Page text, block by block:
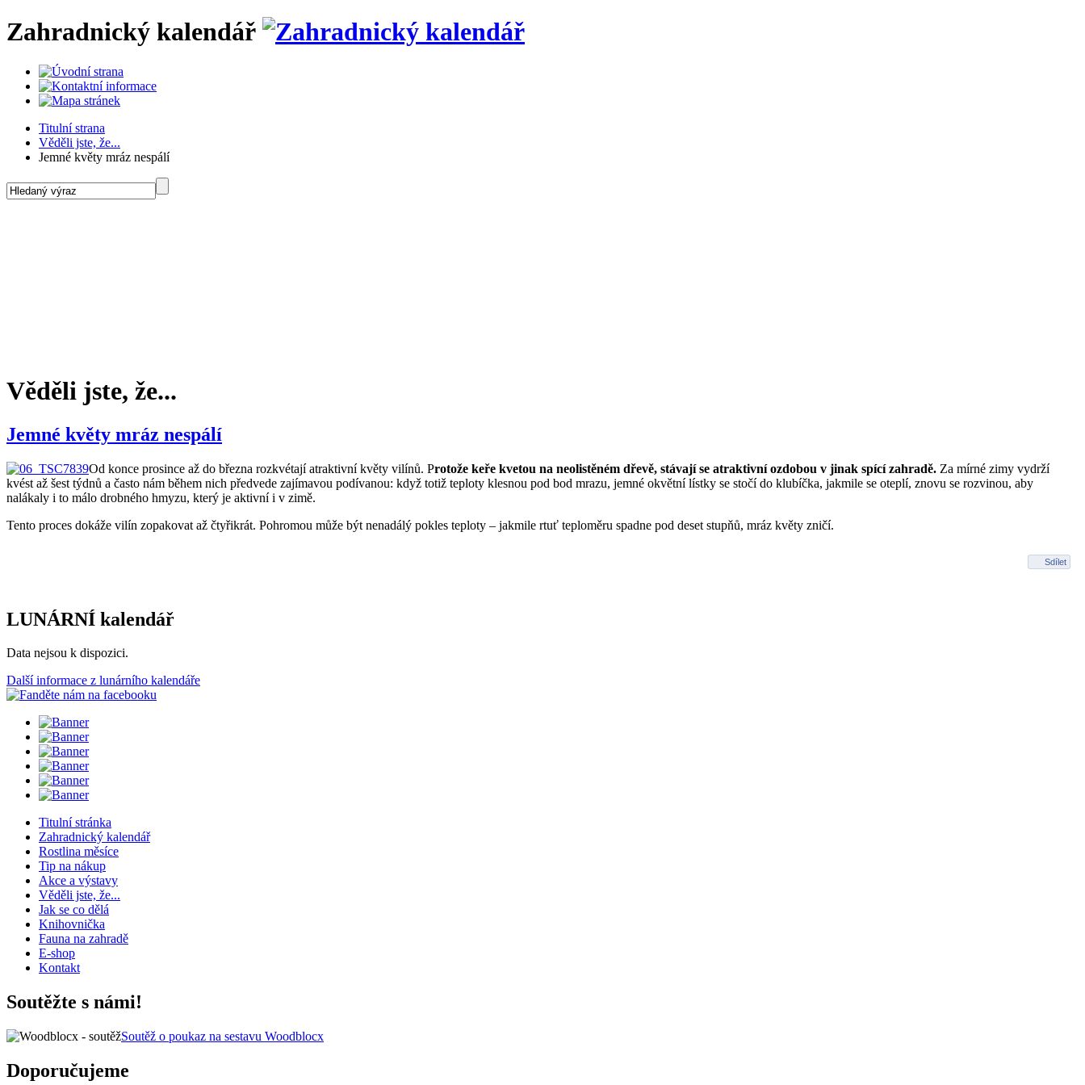
Zahradnický kalendář
Titulní strana
Věděli jste, že...
Jemné květy mráz nespálí
Věděli jste, že...
Jemné květy mráz nespálí
Od konce prosince až do března rozkvétají atraktivní květy vilínů. Protože keře kvetou na neolistěném dřevě, stávají se atraktivní ozdobou v jinak spící zahradě. Za mírné zimy vydrží
kvést až šest týdnů a často nám během nich předvede zajímavou podívanou: když totiž teploty klesnou pod bod mrazu, jemné okvětní lístky se stočí do klubíčka, jakmile se oteplí, znovu se rozvinou, aby
nalákaly i to málo drobného hmyzu, který je aktivní i v zimě.
Tento proces dokáže vilín zopakovat až čtyřikrát. Pohromou může být nenadálý pokles teploty – jakmile rtuť teploměru spadne pod deset stupňů, mráz květy zničí.
Sdílet
LUNÁRNÍ kalendář
Data nejsou k dispozici.
Další informace z lunárního kalendáře
Titulní stránka
Zahradnický kalendář
Rostlina měsíce
Tip na nákup
Akce a výstavy
Věděli jste, že...
Jak se co dělá
Knihovnička
Fauna na zahradě
E-shop
Kontakt
Soutěžte s námi!
Soutěž o poukaz na sestavu Woodblocx
Doporučujeme